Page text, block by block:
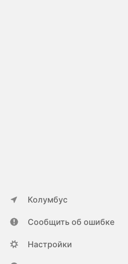
Колумбус
Сообщить об ошибке
Настройки